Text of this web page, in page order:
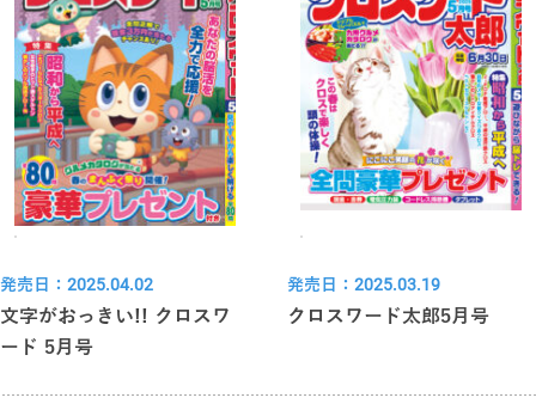
発売日：2025.04.02
文字がおっきい!! クロスワ
ード 5月号
発売日：2025.03.19
クロスワード太郎5月号